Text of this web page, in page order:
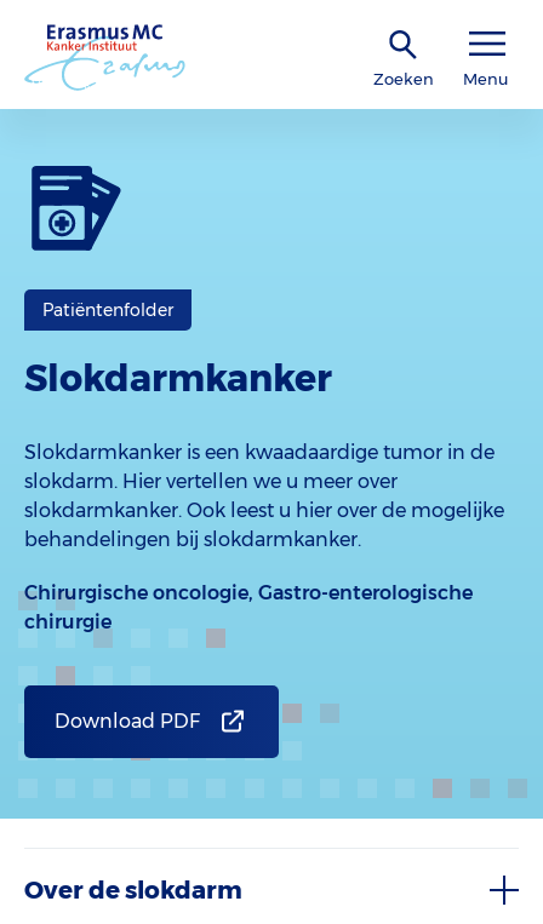
Zoeken Menu
Patiëntenfolder
Slokdarmkanker
Slokdarmkanker is een kwaadaardige tumor in de
slokdarm. Hier vertellen we u meer over
slokdarmkanker. Ook leest u hier over de mogelijke
behandelingen bij slokdarmkanker.
Chirurgische oncologie, Gastro-enterologische
chirurgie
Download PDF
Over de slokdarm